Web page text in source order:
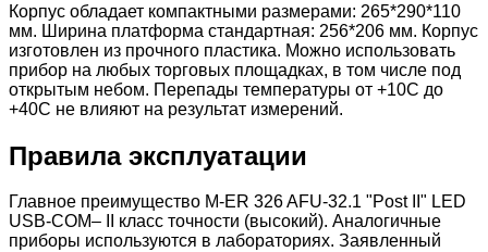
Корпус обладает компактными размерами: 265*290*110
мм. Ширина платформа стандартная: 256*206 мм. Корпус
изготовлен из прочного пластика. Можно использовать
прибор на любых торговых площадках, в том числе под
открытым небом. Перепады температуры от +10С до
+40С не влияют на результат измерений.
Правила эксплуатации
Главное преимущество M-ER 326 AFU-32.1 "Post II" LED
USB-COM– II класс точности (высокий). Аналогичные
приборы используются в лабораториях. Заявленный